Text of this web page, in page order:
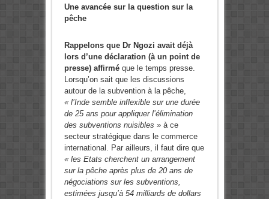
Une avancée sur la question sur la
pêche
Rappelons que Dr Ngozi avait déjà
lors d’une déclaration (à un point de
presse) affirmé que le temps presse.
Lorsqu’on sait que les discussions
autour de la subvention à la pêche,
« l’Inde semble inflexible sur une durée
de 25 ans pour appliquer l’élimination
des subventions nuisibles »à ce
secteur stratégique dans le commerce
international. Par ailleurs, il faut dire que
« les Etats cherchent un arrangement
sur la pêche après plus de 20 ans de
négociations sur les subventions,
estimées jusqu’à 54 milliards de dollars